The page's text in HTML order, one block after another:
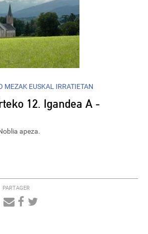
MEZAK EUSKAL IRRATIETAN
12. Igandea A -
apeza.
PARTAGER